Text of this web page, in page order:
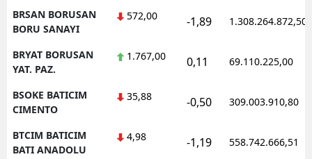
BRSAN BORUSAN
BORU SANAYI
572,00 -1,89 1.308.264.872,50
BRYAT BORUSAN
YAT. PAZ.
1.767,00 0,11 69.110.225,00
BSOKE BATICIM
CIMENTO
35,88 -0,50 309.003.910,80
BTCIM BATICIM
BATI ANADOLU
4,98 -1,19 558.742.666,51